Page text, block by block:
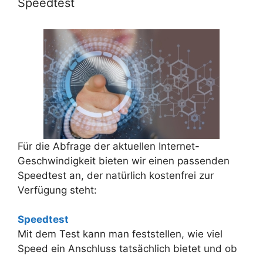
Für die Abfrage der aktuellen Internet-
Geschwindigkeit bieten wir einen passenden
Speedtest an, der natürlich kostenfrei zur
Verfügung steht:
Speedtest
Mit dem Test kann man feststellen, wie viel
Speed ein Anschluss tatsächlich bietet und ob